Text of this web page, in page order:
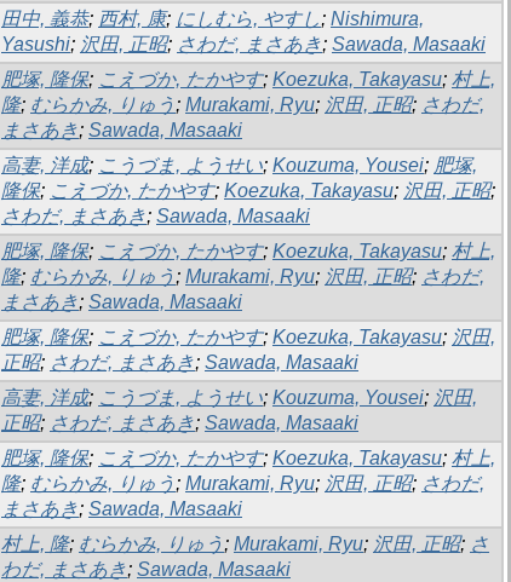
田中, 義恭; 西村, 康; にしむら, やすし; Nishimura,
Yasushi; 沢田, 正昭; さわだ, まさあき; Sawada, Masaaki
肥塚, 隆保; こえづか, たかやす; Koezuka, Takayasu; 村上,
隆; むらかみ, りゅう ; Murakami, Ryu; 沢田, 正昭; さわだ,
まさあき; Sawada, Masaaki
高妻, 洋成; こうづま, ようせい; Kouzuma, Yousei; 肥塚,
隆保; こえづか, たかやす; Koezuka, Takayasu; 沢田, 正昭;
さわだ, まさあき; Sawada, Masaaki
肥塚, 隆保; こえづか, たかやす; Koezuka, Takayasu; 村上,
隆; むらかみ, りゅう ; Murakami, Ryu; 沢田, 正昭; さわだ,
まさあき; Sawada, Masaaki
肥塚, 隆保; こえづか, たかやす; Koezuka, Takayasu; 沢田,
正昭; さわだ, まさあき; Sawada, Masaaki
高妻, 洋成; こうづま, ようせい; Kouzuma, Yousei; 沢田,
正昭; さわだ, まさあき; Sawada, Masaaki
肥塚, 隆保; こえづか, たかやす; Koezuka, Takayasu; 村上,
隆; むらかみ, りゅう ; Murakami, Ryu; 沢田, 正昭; さわだ,
まさあき; Sawada, Masaaki
村上, 隆; むらかみ, りゅう ; Murakami, Ryu; 沢田, 正昭; さ
わだ, まさあき; Sawada, Masaaki